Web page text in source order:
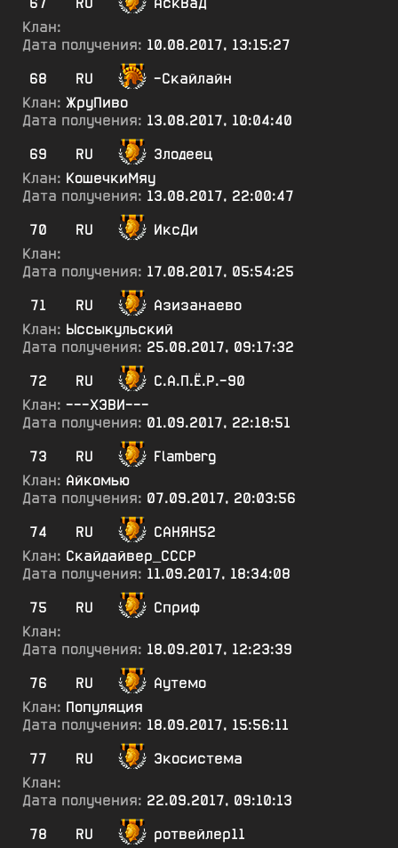
Клан:
Дата получения: 10.08.2017, 13:15:27
68
RU
-Скайлайн
Клан: ЖруПиво
Дата получения: 13.08.2017, 10:04:40
69
RU
Злодеец
Клан: КошечкиМяу
Дата получения: 13.08.2017, 22:00:47
70
RU
ИксДи
Клан:
Дата получения: 17.08.2017, 05:54:25
71
RU
Азизанаево
Клан: Ыссыкульский
Дата получения: 25.08.2017, 09:17:32
72
RU
С.А.П.Ё.Р.-90
Клан: ---ХЭВИ---
Дата получения: 01.09.2017, 22:18:51
73
RU
Flamberg
Клан: Айкомью
Дата получения: 07.09.2017, 20:03:56
74
RU
САНЯН52
Клан: Скайдайвер_СССР
Дата получения: 11.09.2017, 18:34:08
75
RU
Сприф
Клан:
Дата получения: 18.09.2017, 12:23:39
76
RU
Аутемо
Клан: Популяция
Дата получения: 18.09.2017, 15:56:11
77
RU
Экосистема
Клан:
Дата получения: 22.09.2017, 09:10:13
78
RU
ротвейлер11